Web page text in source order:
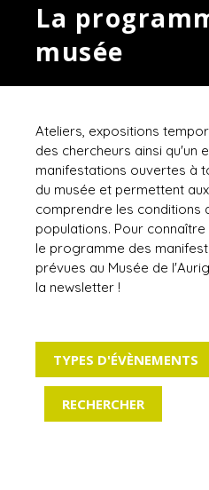
La
musée
Ateliers, expositions
des chercheurs ainsi qu'un
manifestations ouvertes à
du musée et permettent
comprendre les conditions
populations. Pour
le programme des
prévues au Musée de
la newsletter !
TYPES D'ÉVÈNEMENTS